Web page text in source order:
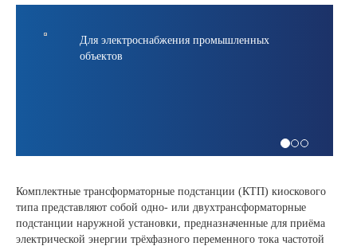
промышленных
Полный цикл
Комплектные трансформаторные подстанции (КТП) киоскового
типа представляют собой одно- или двухтрансформаторные
подстанции наружной установки, предназначенные для приёма
электрической энергии трёхфазного переменного тока частотой